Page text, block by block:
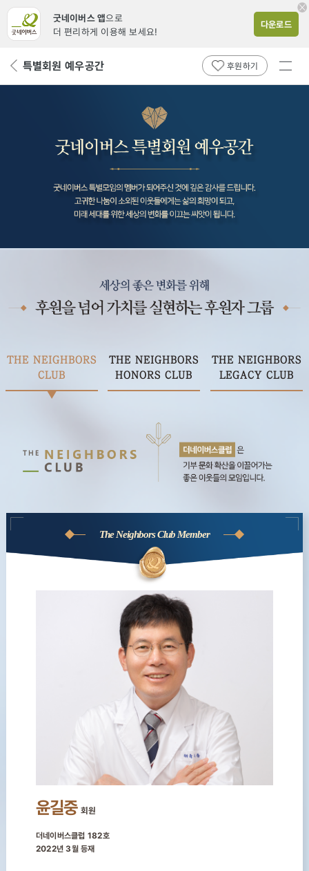
굿네이버스 앱으로
더 편리하게 이용해 보세요!
다운로드
뒤 특별회원 예우공간 후원하기
전체
THE NEIGHBORS
CLUB
THE NEIGHBORS
HONORS CLUB
THE NEIGHBORS
LEGACY CLUB
The Neighbors Club Member
윤길중 회원
더네이버스클럽 182호
2022년 3월 등재